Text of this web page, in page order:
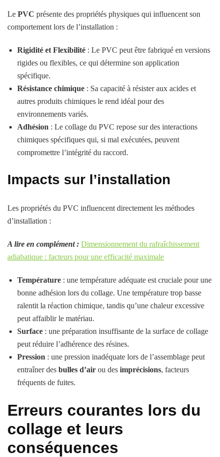
Le PVC présente des propriétés physiques qui influencent son
comportement lors de l’installation :
Rigidité et Flexibilité : Le PVC peut être fabriqué en versions
rigides ou flexibles, ce qui détermine son application
spécifique.
Résistance chimique : Sa capacité à résister aux acides et
autres produits chimiques le rend idéal pour des
environnements variés.
Adhésion : Le collage du PVC repose sur des interactions
chimiques spécifiques qui, si mal exécutées, peuvent
compromettre l’intégrité du raccord.
Impacts sur l’installation
Les propriétés du PVC influencent directement les méthodes
d’installation :
A lire en complément : Dimensionnement du rafraîchissement
adiabatique : facteurs pour une efficacité maximale
Température : une température adéquate est cruciale pour une
bonne adhésion lors du collage. Une température trop basse
ralentit la réaction chimique, tandis qu’une chaleur excessive
peut affaiblir le matériau.
Surface : une préparation insuffisante de la surface de collage
peut réduire l’adhérence des résines.
Pression : une pression inadéquate lors de l’assemblage peut
entraîner des bulles d’air ou des imprécisions, facteurs
fréquents de fuites.
Erreurs courantes lors du
collage et leurs
conséquences